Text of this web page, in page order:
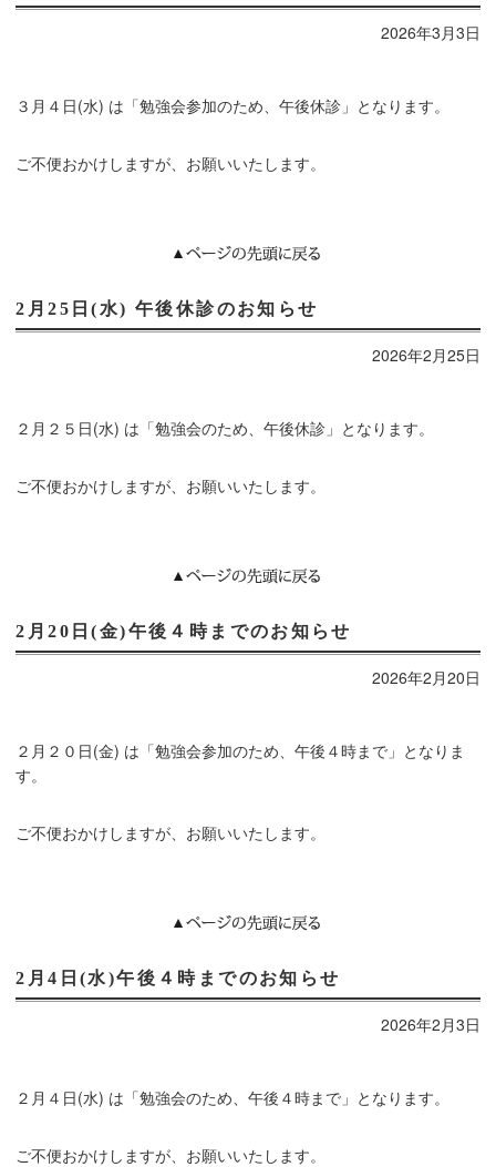
2026年3月3日
３月４日(水) は「勉強会参加のため、午後休診」となります。
ご不便おかけしますが、お願いいたします。
2月25日(水) 午後休診のお知らせ
2026年2月25日
２月２５日(水) は「勉強会のため、午後休診」となります。
ご不便おかけしますが、お願いいたします。
2月20日(金)午後４時までのお知らせ
2026年2月20日
２月２０日(金) は「勉強会参加のため、午後４時まで」となりま
す。
ご不便おかけしますが、お願いいたします。
2月4日(水)午後４時までのお知らせ
2026年2月3日
２月４日(水) は「勉強会のため、午後４時まで」となります。
ご不便おかけしますが、お願いいたします。